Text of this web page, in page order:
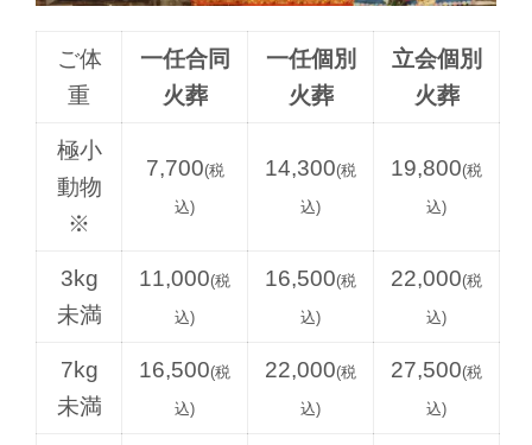
ご体
重
一任合同
火葬
一任個別
火葬
立会個別
火葬
極小
動物
※
7,700(税
込)
14,300(税
込)
19,800(税
込)
3kg
未満
11,000(税
込)
16,500(税
込)
22,000(税
込)
7kg
未満
16,500(税
込)
22,000(税
込)
27,500(税
込)